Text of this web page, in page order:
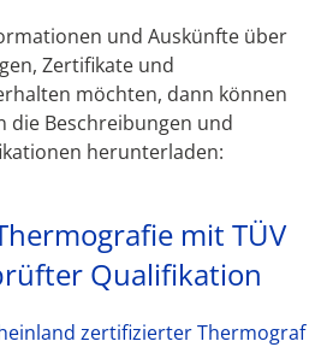
und Auskünfte über
Zertifikate und
möchten, dann können
die Beschreibungen und
herunterladen:
mit TÜV
Qualifikation
zertifizierter Thermograf